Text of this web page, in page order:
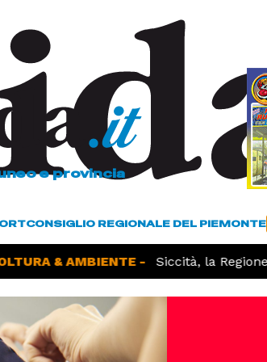
e provincia
CONSIGLIO REGIONALE DEL PIEMONTE
& AMBIENTE - Siccità, la Regione